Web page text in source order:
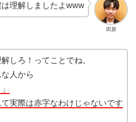
田原
理解しましたよwww
しろ！ってことでね。
人から
実際は赤字なわけじゃないです